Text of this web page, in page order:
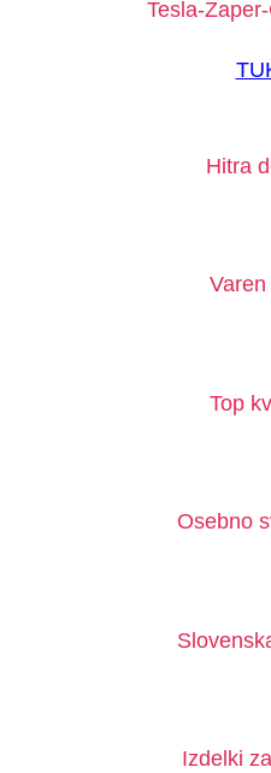
Tesla-
Hitra
Top
Osebno
Izdelki